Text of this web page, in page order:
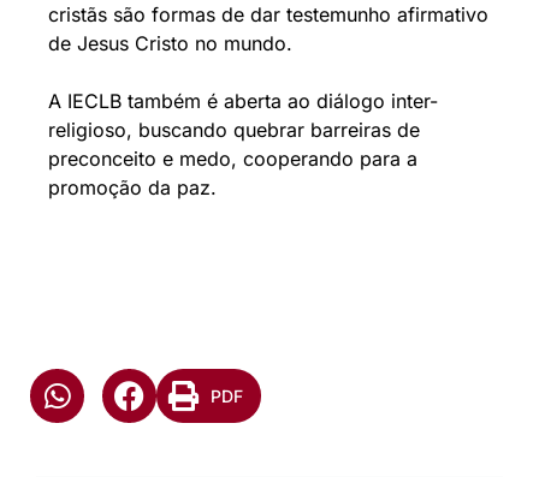
cristãs são formas de dar testemunho afirmativo
de Jesus Cristo no mundo.
A IECLB também é aberta ao diálogo inter-
religioso, buscando quebrar barreiras de
preconceito e medo, cooperando para a
promoção da paz.
PDF